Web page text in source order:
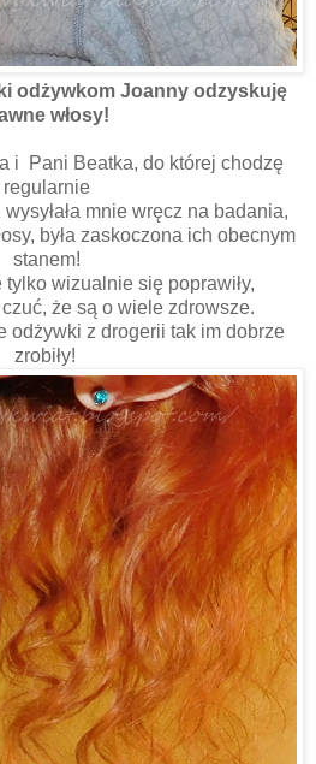
odżywkom Joanny odzyskuję
włosy!
i Pani Beatka, do której chodzę
regularnie
mnie wręcz na badania,
była zaskoczona ich obecnym
stanem!
tylko wizualnie się poprawiły,
że są o wiele zdrowsze.
odżywki z drogerii tak im dobrze
zrobiły!